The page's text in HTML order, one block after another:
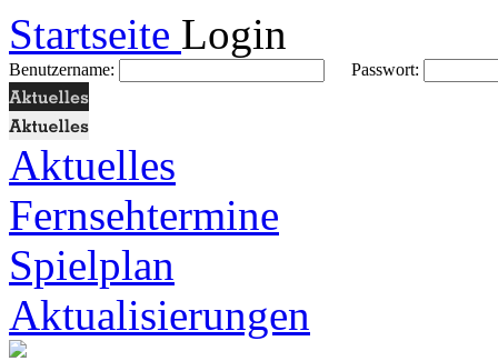
Startseite Login
Benutzername: Passwort:
Aktuelles
Fernsehtermine
Spielplan
Aktualisierungen